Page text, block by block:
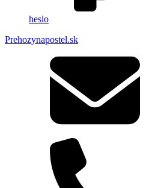
heslo
Prehozynapostel.sk